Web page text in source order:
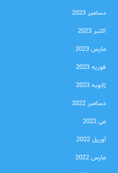
دسامبر 2023
اکتبر 2023
مارس 2023
فوریه 2023
ژانویه 2023
دسامبر 2022
می 2022
آوریل 2022
مارس 2022